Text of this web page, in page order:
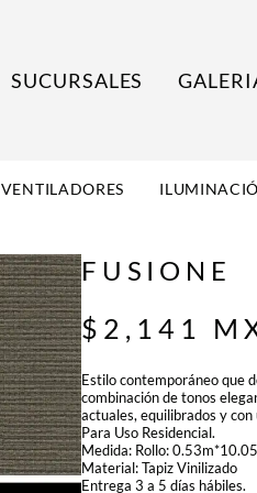
SUCURSALES
VENTILADORES
FUSIONE
$ 2,141
Estilo contemporáneo que
combinación de tonos
actuales, equilibrados y
Para Uso Residencial.
Medida: Rollo:
Material: Tapiz Vinilizado
Entrega 3 a 5 días hábiles.